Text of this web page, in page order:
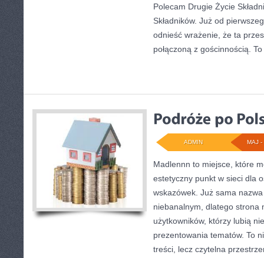
Polecam Drugie Życie
Składników. Już od
odnieść wrażenie, że ta
połączoną z gościnnością.
MAJ -
ADMIN
Madlennn to miejsce, które
estetyczny punkt w sieci dla
wskazówek. Już sama
niebanalnym, dlatego strona
użytkowników, którzy lubią
prezentowania tematów. To
treści, lecz czytelna